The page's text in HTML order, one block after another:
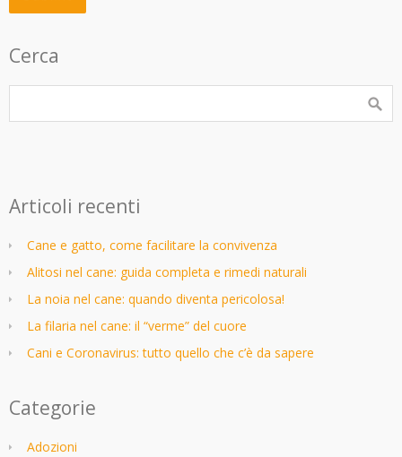
Cerca
Articoli recenti
Cane e gatto, come facilitare la convivenza
Alitosi nel cane: guida completa e rimedi naturali
La noia nel cane: quando diventa pericolosa!
La filaria nel cane: il “verme” del cuore
Cani e Coronavirus: tutto quello che c’è da sapere
Categorie
Adozioni